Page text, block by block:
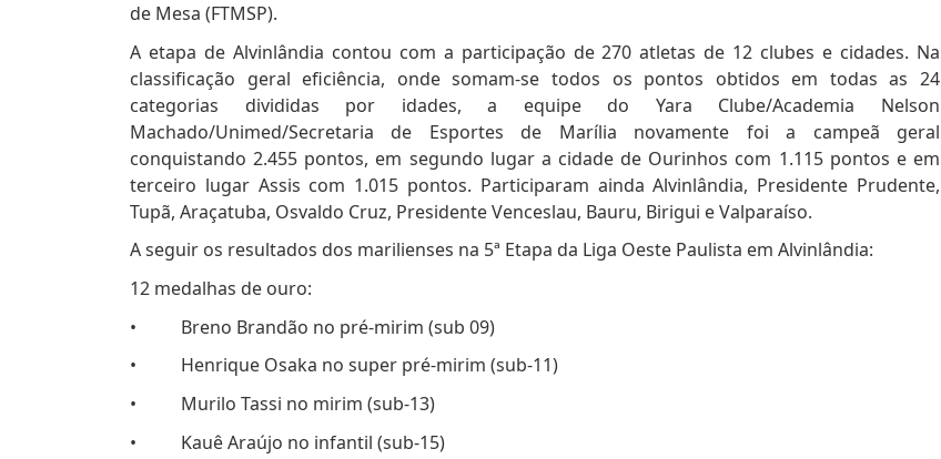
de Mesa (FTMSP).
A etapa de Alvinlândia contou com a participação de 270 atletas de 12 clubes e cidades. Na
classificação geral eficiência, onde somam-se todos os pontos obtidos em todas as 24
categorias divididas por idades, a equipe do Yara Clube/Academia Nelson
Machado/Unimed/Secretaria de Esportes de Marília novamente foi a campeã geral
conquistando 2.455 pontos, em segundo lugar a cidade de Ourinhos com 1.115 pontos e em
terceiro lugar Assis com 1.015 pontos. Participaram ainda Alvinlândia, Presidente Prudente,
Tupã, Araçatuba, Osvaldo Cruz, Presidente Venceslau, Bauru, Birigui e Valparaíso.
A seguir os resultados dos marilienses na 5ª Etapa da Liga Oeste Paulista em Alvinlândia:
12 medalhas de ouro:
• Breno Brandão no pré-mirim (sub 09)
• Henrique Osaka no super pré-mirim (sub-11)
• Murilo Tassi no mirim (sub-13)
• Kauê Araújo no infantil (sub-15)